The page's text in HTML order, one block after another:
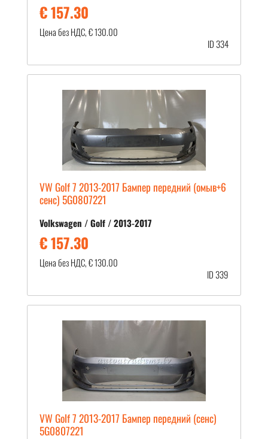
€ 157.30
Цена без НДС, € 130.00
ID 334
VW Golf 7 2013-2017 Бампер передний (омыв+6
сенс) 5G0807221
Volkswagen / Golf / 2013-2017
€ 157.30
Цена без НДС, € 130.00
ID 339
VW Golf 7 2013-2017 Бампер передний (сенс)
5G0807221